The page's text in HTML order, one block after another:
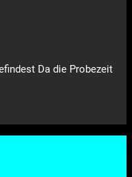
Da die Probezeit